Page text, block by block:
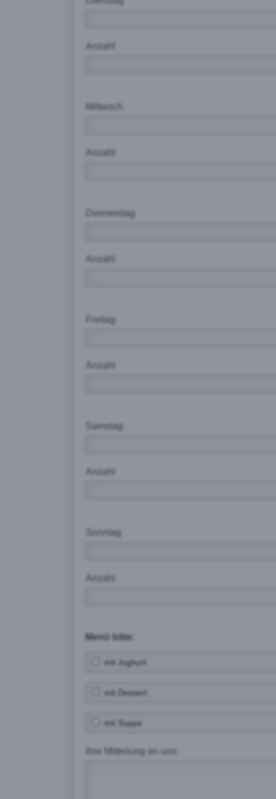
Anzahl
Mittwoch
Anzahl
Donnerstag
Anzahl
Freitag
Anzahl
Samstag
Anzahl
Sonntag
Anzahl
Menü bitte:
mit Joghurt
mit Dessert
mit Suppe
Ihre Mitteilung an uns: